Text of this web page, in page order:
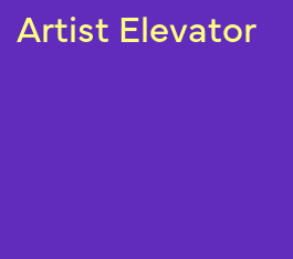
Artist Elevator